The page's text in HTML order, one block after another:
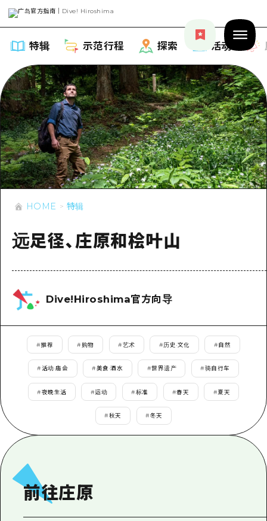
特辑 示范行程 探索 活动
特辑
列表
推荐
艺术
活动·庙会
运动
夜晚生活
世界遗产
学习·体验
标准
自然
示范行程
列表
广岛随意旅行
广岛市内
安艺
美北
艺北
宫岛周边
东山口
一日游
1晚2天
探索
列表
艺北
宫岛周边
东山口
爱媛
活动
应时信息
列表
访问访问
次要流量摘要
设施拥堵
超值的游览门票
广岛表情周游券
HOME
新闻
HOME 特辑
远足径、庄原和桧叶山
Dive!Hiroshima官方向导
#推荐 # 购物 #艺术 #历史·文化 #自然
#活动·庙会 #美食·酒水 #世界遗产 #骑自行车
#夜晚生活 #运动 #标准 #春天 #夏天
#秋天 #冬天
前往庄原